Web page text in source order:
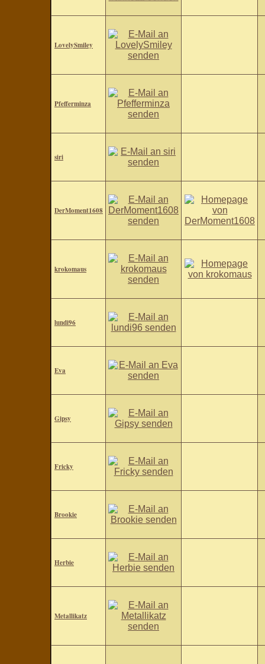
LovelySmiley
Pfefferminza
siri
DerMoment1608
krokomaus
lundi96
Eva
Gipsy
Fricky
Brookie
Herbie
Metallikatz